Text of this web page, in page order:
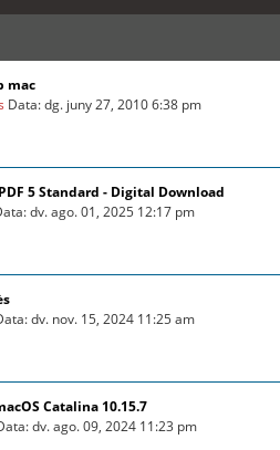
mac
Data: dg. juny 27, 2010 6:38 pm
5 Standard - Digital Download
dv. ago. 01, 2025 12:17 pm
dv. nov. 15, 2024 11:25 am
Catalina 10.15.7
dv. ago. 09, 2024 11:23 pm